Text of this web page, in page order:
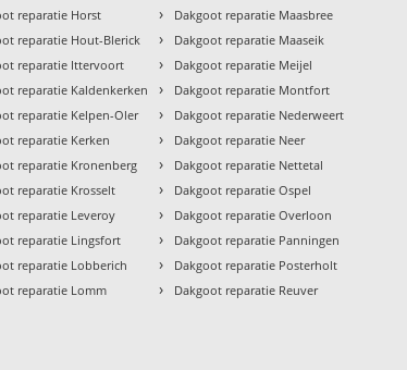
reparatie Horst
reparatie Hout-Blerick
reparatie Ittervoort
reparatie Kaldenkerken
reparatie Kelpen-Oler
reparatie Kerken
reparatie Kronenberg
reparatie Krosselt
reparatie Leveroy
reparatie Lingsfort
reparatie Lobberich
reparatie Lomm
› Dakgoot reparatie Maasbree
› Dakgoot reparatie Maaseik
› Dakgoot reparatie Meijel
› Dakgoot reparatie Montfort
› Dakgoot reparatie Nederweert
› Dakgoot reparatie Neer
› Dakgoot reparatie Nettetal
› Dakgoot reparatie Ospel
› Dakgoot reparatie Overloon
› Dakgoot reparatie Panningen
› Dakgoot reparatie Posterholt
› Dakgoot reparatie Reuver